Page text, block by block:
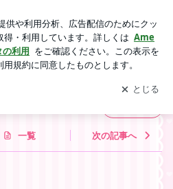
ログの更新通知
を受け取りまし
開く
一覧 次の記事へ